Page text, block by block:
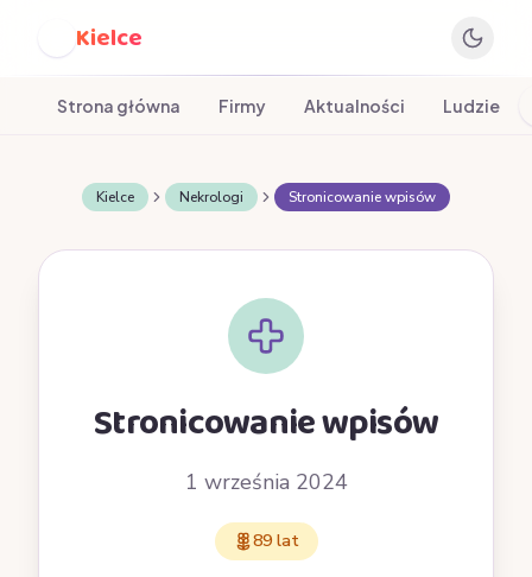
Kielce
Strona główna Firmy Aktualności Ludzie
Kielce Nekrologi Stronicowanie wpisów
Stronicowanie wpisów
1 września 2024
89 lat